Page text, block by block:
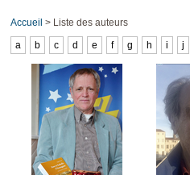
Accueil > Liste des auteurs
a
b c d e f g h i j